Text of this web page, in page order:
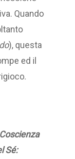
Quando
), questa
ed il
Sé: